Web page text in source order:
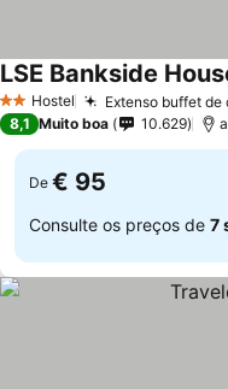
2 Estrelas
Hostel Extenso buffet
LSE Bankside
8,1 Muito boa 10.629
De € 95
Consulte os preços de 7